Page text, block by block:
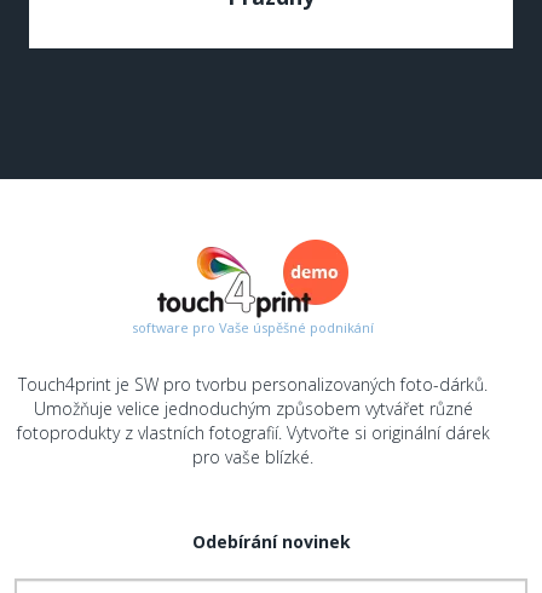
software pro Vaše úspěšné podnikání
Touch4print je SW pro tvorbu personalizovaných foto-dárků.
Umožňuje velice jednoduchým způsobem vytvářet různé
fotoprodukty z vlastních fotografií. Vytvořte si originální dárek
pro vaše blízké.
Odebírání novinek